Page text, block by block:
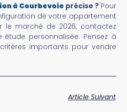
à Courbevoie précise ?Pour
de votre appartement
le marché de 2026, contactez
personnalisée. Pensez à
importants pour vendre
Article Suivant